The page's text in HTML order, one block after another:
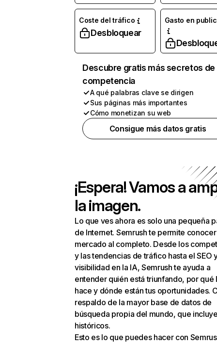
Coste del tráfico
Desbloquear
Gasto en
Descubre gratis más secretos de
competencia
A qué palabras clave se dirigen
Sus páginas más importantes
Cómo monetizan su web
Consigue más datos gratis
¡Espera! Vamos a
la imagen.
Lo que ves ahora es solo una pequeña
de Internet. Semrush te permite
mercado al completo. Desde los
y las tendencias de tráfico hasta el SEO
visibilidad en la IA, Semrush te ayuda a
entender quién está triunfando, por qué
hace y dónde están tus oportunidades.
respaldo de la mayor base de datos de
búsqueda propia del mundo, que
históricos.
Esto es lo que puedes hacer con